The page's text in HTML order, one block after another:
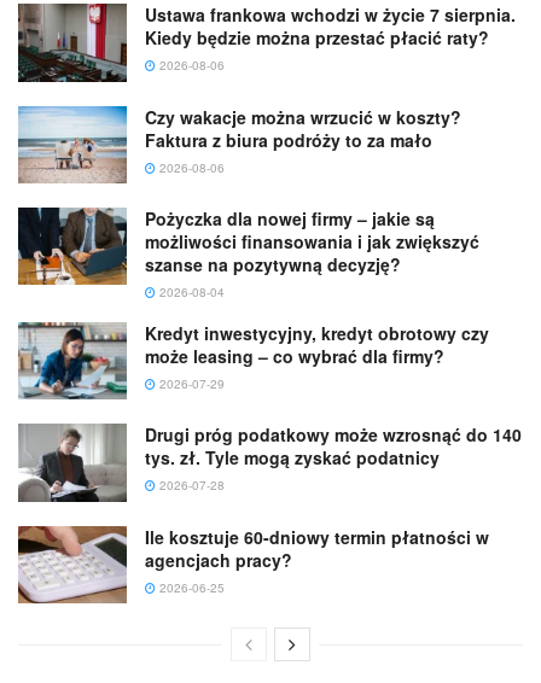
Ustawa frankowa wchodzi w życie 7 sierpnia.
Kiedy będzie można przestać płacić raty?
2026-08-06
Czy wakacje można wrzucić w koszty?
Faktura z biura podróży to za mało
2026-08-06
Pożyczka dla nowej firmy – jakie są
możliwości finansowania i jak zwiększyć
szanse na pozytywną decyzję?
2026-08-04
Kredyt inwestycyjny, kredyt obrotowy czy
może leasing – co wybrać dla firmy?
2026-07-29
Drugi próg podatkowy może wzrosnąć do 140
tys. zł. Tyle mogą zyskać podatnicy
2026-07-28
Ile kosztuje 60-dniowy termin płatności w
agencjach pracy?
2026-06-25